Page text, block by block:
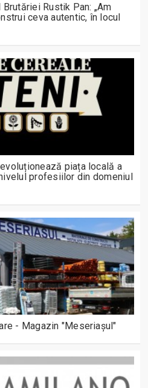
Rustik Pan: „Am
ceva autentic, în locul
piața locală a
profesiilor din domeniul
- Magazin "Meseriașul"